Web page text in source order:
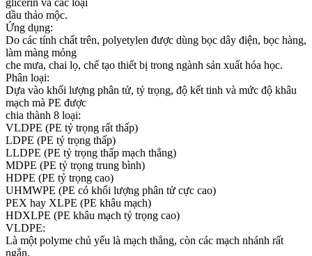
dầu thảo mộc.
Ứng dụng:
Do các tính chất trên, polyetylen được dùng bọc dây điện, bọc hàng,
làm màng mỏng
che mưa, chai lọ, chế tạo thiết bị trong ngành sản xuất hóa học.
Phân loại:
Dựa vào khối lượng phân tử, tỷ trọng, độ kết tinh và mức độ khâu
mạch mà PE được
chia thành 8 loại:
VLDPE (PE tỷ trọng rất thấp)
LDPE (PE tỷ trọng thấp)
LLDPE (PE tỷ trọng thấp mạch thẳng)
MDPE (PE tỷ trọng trung bình)
HDPE (PE tỷ trọng cao)
UHMWPE (PE có khối lượng phân tử cực cao)
PEX hay XLPE (PE khâu mạch)
HDXLPE (PE khâu mạch tỷ trọng cao)
VLDPE:
Là một polyme chủ yếu là mạch thẳng, còn các mạch nhánh rất
ngắn.